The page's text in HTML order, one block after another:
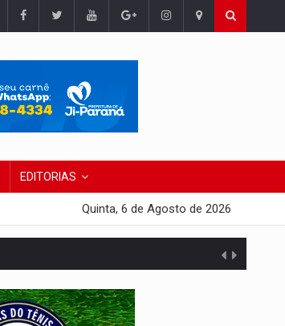
EDITORIAS
Quinta, 6 de Agosto de 2026